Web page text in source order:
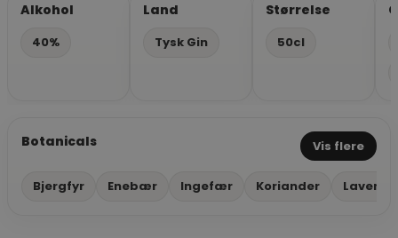
Alkohol
40%
Land
Tysk Gin
Størrelse
50cl
Botanicals Vis flere
Bjergfyr Enebær Ingefær Koriander